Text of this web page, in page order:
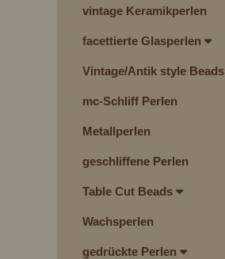
vintage Keramikperlen
facettierte Glasperlen
Vintage/Antik style Beads
mc-Schliff Perlen
Metallperlen
geschliffene Perlen
Table Cut Beads
Wachsperlen
gedrückte Perlen